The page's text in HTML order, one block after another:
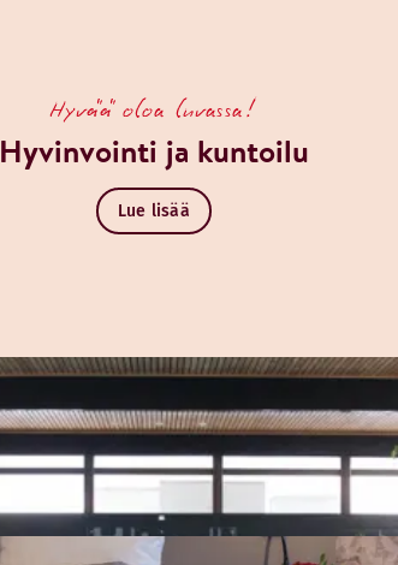
Hyvää oloa luvassa!
Hyvinvointi ja kuntoilu
Lue lisää